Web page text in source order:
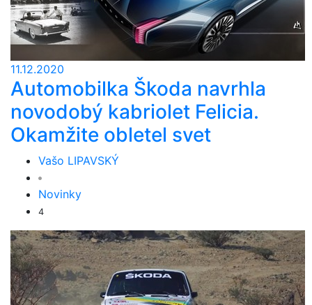
11.12.2020
Automobilka Škoda navrhla
novodobý kabriolet Felicia.
Okamžite obletel svet
Vašo LIPAVSKÝ
Novinky
4